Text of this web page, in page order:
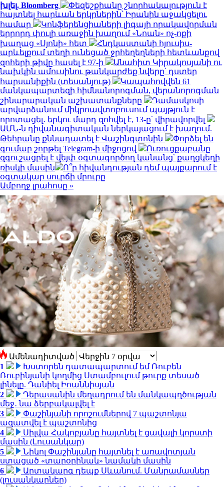
խլել. Bloomberg
Փեզեշքիանը շնորհակալություն է
հայտնել հարևան երկրներին՝ Իրանին աջակցելու
համար
Կոնֆերենցիաների լիգայի որակավորման
երրորդ փուլի առաջին խաղում «Նոան» ոչ-ոքի
խաղաց «Սյոնի» հետ
Հնդկաստանի հյուսիս-
արևելքում տեղի ունեցած ջրհեղեղների հետևանքով
զոհերի թիվը հասել է 97-ի
Անահիտ Կիրակոսյանի ու
նախկին ամուսինու թանկարժեք նվերը՝ դստեր
հարսանիքին (տեսանյութ)
Կապահովվեն 61
մանկապարտեզի հիմնանորոգման, վերանորոգման
շինարարական աշխատանքները
Դամասկոսի
արվարձանում միկրոավտոբուսում պայթյուն է
որոտացել․ երկու մարդ զոհվել է, 13-ը՝ վիրավորվել
ԱՄՆ-ն դիվանագիտական ներկայացում է խաղում.
Թեհրանը քննադատել է Վաշինգտոնին
Փորձել են
գումար շորթել Telegram-ի միջոցով
Ուռուցքաբանը
զգուշացրել է վեյփ օգտագործող կանանց՝ քաղցկեղի
ռիսկի մասին
Ո՞ր հիվանդության դեմ պայքարում է
օգտակար սուրճի մրուրը
Ամբողջ լրահոսը »
Ամենադիտված
1
Խստորեն դատապարտում եմ Ռուբեն
Ռուբինյանի կողմից Ստամբուլում թուրք տեսած
լինելը. Դանիել Իոաննիսյան
2
Դերասանին մեղադրում են մանկապղծության
մեջ․ նա ձերբակալվել է
3
Փաշինյանի որոշումներով 7 պաշտոնյա
ազատվել է պաշտոնից
4
Սիլվա Հակոբյանը հայտնել է ցավալի կորստի
մասին (Լուսանկար)
5
Նիկոլ Փաշինյանը հայտնել է առավոտյան
ստացած «տարօրինակ» նամակի մասին
6
Արտակարգ դեպք Սևանում. Մանրամասներ
(լուսանկարներ)